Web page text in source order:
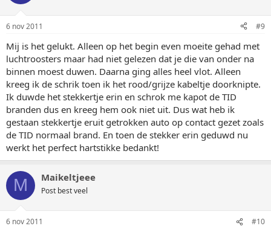
6 nov 2011 #9
Mij is het gelukt. Alleen op het begin even moeite gehad met
luchtroosters maar had niet gelezen dat je die van onder na
binnen moest duwen. Daarna ging alles heel vlot. Alleen
kreeg ik de schrik toen ik het rood/grijze kabeltje doorknipte.
Ik duwde het stekkertje erin en schrok me kapot de TID
branden dus en kreeg hem ook niet uit. Dus wat heb ik
gestaan stekkertje eruit getrokken auto op contact gezet zoals
de TID normaal brand. En toen de stekker erin geduwd nu
werkt het perfect hartstikke bedankt!
M Maikeltjeee
Post best veel
6 nov 2011 #10